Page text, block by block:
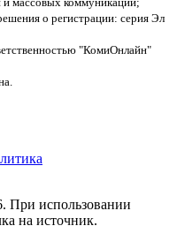
о регистрации: серия Эл
"КомиОнлайн"
использовании
на источник.